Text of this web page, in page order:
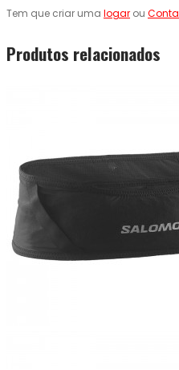
Tem que criar uma logar ou Conta
Produtos relacionados